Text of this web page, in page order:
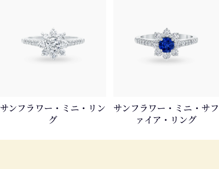
サンフラワー・ミニ・リン
グ
サンフラワー・ミニ・サフ
ァイア・リング